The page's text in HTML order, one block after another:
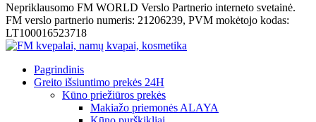
Nepriklausomo FM WORLD Verslo Partnerio interneto svetainė.
FM verslo partnerio numeris: 21206239, PVM mokėtojo kodas:
LT100016523718
Pagrindinis
Greito išsiuntimo prekės 24H
Kūno priežiūros prekės
Makiažo priemonės ALAYA